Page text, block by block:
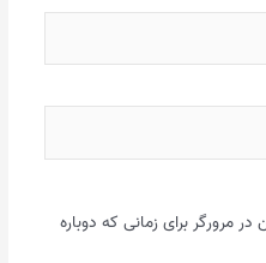
مرورگر برای زمانی که دوباره